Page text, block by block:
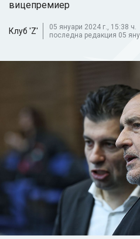
вицепремиер
Клуб 'Z'
05 януари 2024 г., 15:38 ч.
последна редакция 05